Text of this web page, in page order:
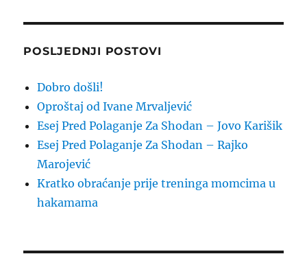
POSLJEDNJI POSTOVI
Dobro došli!
Oproštaj od Ivane Mrvaljević
Esej Pred Polaganje Za Shodan – Jovo Karišik
Esej Pred Polaganje Za Shodan – Rajko
Marojević
Kratko obraćanje prije treninga momcima u
hakamama